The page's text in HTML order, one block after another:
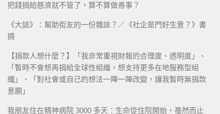
把錢捐給慈濟就不管了，算不算做善事？
《大誌》：幫助街友的一份雜誌？／《社企是門好生意？》書
摘
【捐款人想什麼？】「我非常重視財報的合理度、透明度」、
「暫時不會想再捐給全球性組織，想支持更多在地服務型組
織」、「對社會或自己的想法一陣一陣改變，讓我暫時無捐款
意願」
我朋友住在精神病院 3000 多天：生命從住院開始，戞然而止